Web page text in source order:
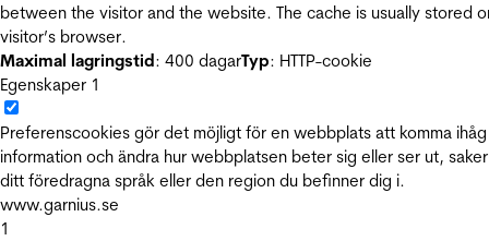
between the visitor and the website. The cache is usually stored
visitor’s browser.
Maximal lagringstid: 400 dagarTyp: HTTP-cookie
Egenskaper 1
Preferenscookies gör det möjligt för en webbplats att komma ihåg
information och ändra hur webbplatsen beter sig eller ser ut,
ditt föredragna språk eller den region du befinner dig i.
www.garnius.se
1